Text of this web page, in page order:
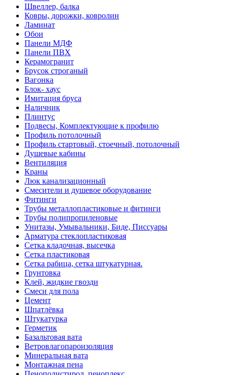
Швеллер, балка
Ковры, дорожки, ковролин
Ламинат
Обои
Панели МДФ
Панели ПВХ
Керамогранит
Брусок строганый
Вагонка
Блок- хаус
Имитация бруса
Наличник
Плинтус
Подвесы, Комплектующие к профилю
Профиль потолочный
Профиль стартовый, стоечный, потолочный
Душевые кабины
Вентиляция
Краны
Люк канализационный
Смесители и душевое оборудование
Фитинги
Трубы металлопластиковые и фитинги
Трубы полипропиленовые
Унитазы, Умывальники, Биде, Писсуары
Арматура стеклопластиковая
Сетка кладочная, высечка
Сетка пластиковая
Сетка рабица, сетка штукатурная.
Грунтовка
Клей, жидкие гвозди
Смеси для пола
Цемент
Шпатлёвка
Штукатурка
Герметик
Базальтовая вата
Ветровлагопароизоляция
Минеральная вата
Монтажная пена